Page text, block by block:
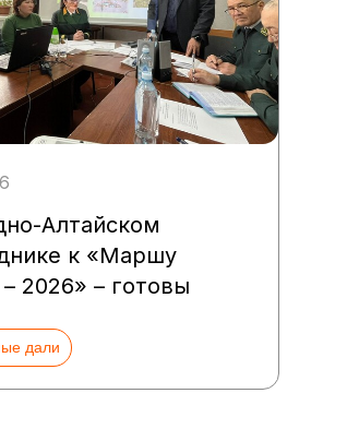
Алтайском
к «Маршу
2026» – готовы
дали